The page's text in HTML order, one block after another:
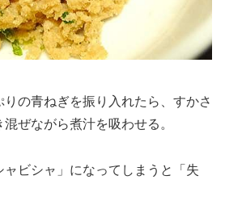
の青ねぎを振り入れたら、すかさ
ぜながら煮汁を吸わせる。
ビシャ」になってしまうと「失